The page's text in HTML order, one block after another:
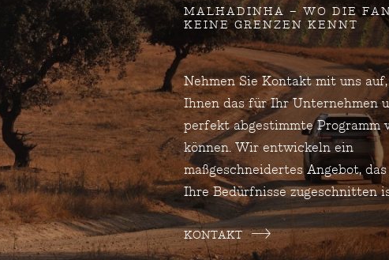
MALHADINHA – WO DIE
KEINE GRENZEN KENNT
Nehmen Sie Kontakt mit uns
Ihnen das für Ihr Unternehmen
perfekt abgestimmte Programm
können. Wir entwickeln ein
maßgeschneidertes Angebot,
Ihre Bedürfnisse zugeschnitten
KONTAKT